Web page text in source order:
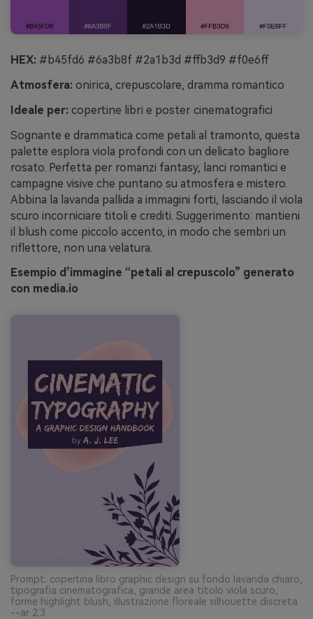
HEX: #b45fd6 #6a3b8f #2a1b3d #ffb3d9 #f0e6ff
Atmosfera: onirica, crepuscolare, dramma romantico
Ideale per: copertine libri e poster cinematografici
Sognante e drammatica come petali al tramonto, questa
palette esplora viola profondi con un delicato bagliore
rosato. Perfetta per romanzi fantasy, lanci romantici e
campagne visive che puntano su atmosfera e mistero.
Abbina la lavanda pallida a immagini forti, lasciando il viola
scuro incorniciare titoli e crediti. Suggerimento: mantieni
il blush come piccolo accento, in modo che sembri un
riflettore, non una velatura.
Esempio d’immagine “petali al crepuscolo” generato
con media.io
Prompt: copertina libro graphic design su fondo lavanda chiaro,
tipografia cinematografica, grande area titolo viola scuro,
forme highlight blush, illustrazione floreale silhouette discreta
--ar 2:3